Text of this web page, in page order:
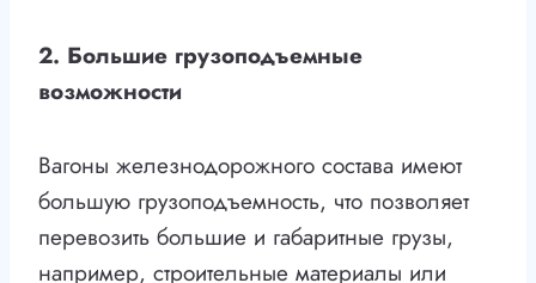
2. Большие грузоподъемные
возможности
Вагоны железнодорожного состава имеют
большую грузоподъемность, что позволяет
перевозить большие и габаритные грузы,
например, строительные материалы или